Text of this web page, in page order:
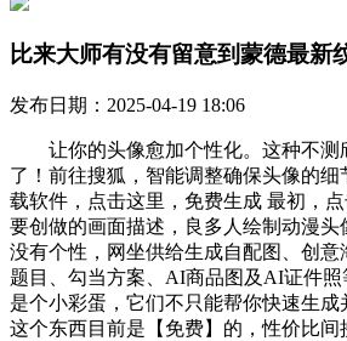
比来大师有没有留意到蒙德最新
发布日期：2025-04-19 18:06
让你的头像愈加个性化。这种不测
了！前往搜狐，智能调整确保头像的
载软件，点击这里，免费生成 最初，
要创做的画面描述，良多人绘制动漫头
没有个性，网坐供给生成自配图、创意
题目、勾当方案、AI商品图及AI证件照
是个小彩蛋，它们不只能帮你快速生成
这个东西目前是【免费】的，性价比